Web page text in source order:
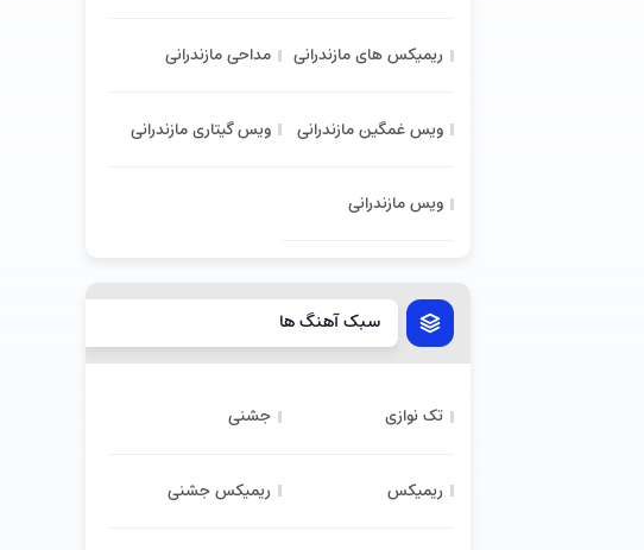
ریمیکس های مازندرانی مداحی مازندرانی
ویس غمگین مازندرانی ویس گیتاری مازندرانی
ویس مازندرانی
سبک آهنگ ها
تک نوازی جشنی
ریمیکس ریمیکس جشنی